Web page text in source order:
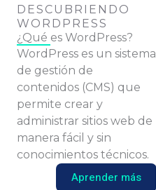
DESCUBRIENDO
WORDPRESS
¿Qué es WordPress?
WordPress es un sistema
de gestión de
contenidos (CMS) que
permite crear y
administrar sitios web de
manera fácil y sin
conocimientos técnicos.
Aprender más